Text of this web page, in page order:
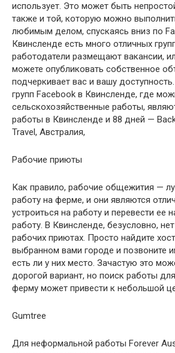
использует. Это может быть
также и той, которую можно
любимым делом, спускаясь вниз по
Квинсленде есть много отличных
работодатели размещают вакансии,
можете опубликовать собственное
подчеркивает вас и вашу
групп Facebook в Квинсленде, где
сельскохозяйственные работы,
работы в Квинсленде и 88 дней —
Travel, Австралия,
Рабочие приюты
Как правило, рабочие общежития —
работу на ферме, и они являются
устроиться на работу и перевести ее
работу. В Квинсленде, безусловно,
рабочих приютах. Просто найдите
выбранном вами городе и позвоните
есть ли у них место. Зачастую это
дорогой вариант, но поиск работы
ферму может привести к небольшой
Gumtree
Для неформальной работы Forever